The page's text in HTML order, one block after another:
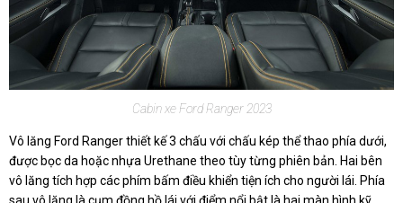
Cabin xe Ford Ranger 2023
Vô lăng Ford Ranger thiết kế 3 chấu với chấu kép thể thao phía dưới,
được bọc da hoặc nhựa Urethane theo tùy từng phiên bản. Hai bên
vô lăng tích hợp các phím bấm điều khiển tiện ích cho người lái. Phía
sau vô lăng là cụm đồng hồ lái với điểm nổi bật là hai màn hình kỹ